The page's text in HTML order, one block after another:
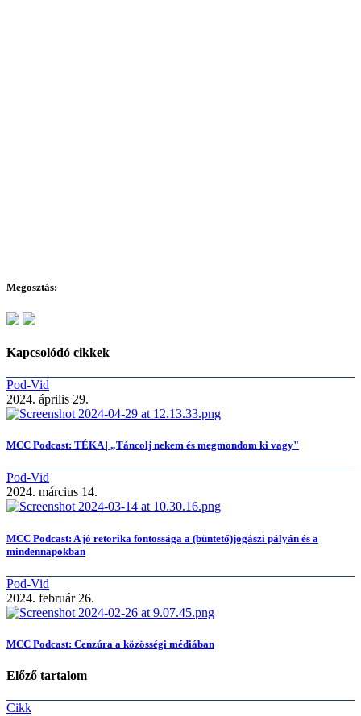
Megosztás:
Kapcsolódó cikkek
Pod-Vid
2024. április 29.
MCC Podcast: TÉKA | „Táncolj nekem és megmondom ki vagy"
Pod-Vid
2024. március 14.
MCC Podcast: A jó retorika fontossága a (büntető)jogászi pályán és a
mindennapokban
Pod-Vid
2024. február 26.
MCC Podcast: Cenzúra a közösségi médiában
Előző tartalom
Cikk